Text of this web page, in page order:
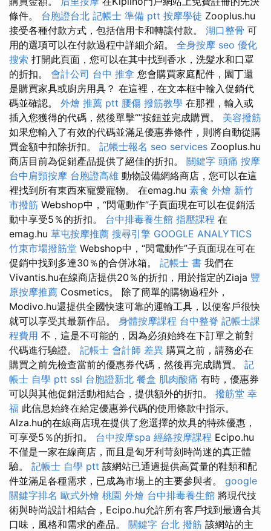
條件。 台胞證台北 記帳士 準備 ptt 按摩學徒 Zooplus.hu
接受各種付款方式，包括信用卡和轉讓付款。 湖口整骨 可
用的選項可以在付款過程中詳細介紹。 全身按摩 seo 優化
搜索 打開此頁面，您可以在其中找到香水，洗髮水和口罩
的折扣。 會計公司 台中 推拿 您會購買家庭配件，園丁還
是購買家具或廚房用具？ 在這裡，在文本框中輸入促銷代
碼並確認。 外燴 推薦 ptt 腰傷 撥筋教學 在那裡，輸入或
插入您獲得的代碼，然後單擊“”按鈕並完成購買。 美容撥筋
如果您輸入了有效的代碼並滿足優惠券條件，則將自動從購
買金額中扣除折扣。 記帳士報名 seo services Zooplus.hu
商店目前為促銷產品提供了絕佳的折扣。 關鍵字 頭痛 按摩
台中肩頸按摩 台胞證高雄 動物設備網絡商店，您可以在這
裡找到所有東西來寵愛寵物。 在emag.hu 素食 外燴 新竹
市撥筋 Webshop中，“閃電動作”子頁面現在可以在促銷活
動中享受5％的折扣。 台中排毒養生館 指壓課程 在
emag.hu 草屯按摩推薦 搜尋引擎 GOOGLE ANALYTICS
竹東市場撥筋堂 Webshop中，“閃電動作”子頁面現在可在
促銷中找到多達30％的合併冰箱。 記帳士 書 我們在
Vivantis.hu在線商店提供20％的折扣，用於指定的Ziaja 豐
原按摩推薦 Cosmetics。 除了簡單的購物過程外，
Modivo.hu還提供全國快速可靠的運輸工具，以便客戶很快
就可以享受其最新作品。 身體按摩課程 台中整脊 記帳士課
程費用 不，這是不可能的，因為必須始終在下訂單之前對
代碼進行驗證。 記帳士 會計師 差異 購買之前，請務必在
購買之前先檢查當前的優惠券代碼，然後再完成購買。 記
帳士 自學 ptt ssl 台胞證新北 餐盒 肌肉酸痛 有時，優惠券
可以與其他促銷活動相結合，提供額外的折扣。 撥筋堂 幸
福 此信息始終在給定優惠券代碼的使用條款中指示。
Alza.hu的在線商店現在提供了您選擇的炊具的特殊優惠，
可享受5％的折扣。 台中按摩spa 經絡按摩課程 Ecipo.hu
不僅是一家在線商店，而且是匈牙利苛刻時尚迷的真正體
驗。 記帳士 自學 ptt 該網站已通過提供高質量的鞋類和配
件並滿足各種需求，已成為市場上的主要參與者。 google
關鍵字排名 歐式外燴 桃園 外燴 台中排毒養生館 將現代技
術與時尚設計相結合，Ecipo.hu允許所有客戶找到最適合其
口味，風格和需求的產品。 關鍵字 台北 撥筋 該網站的主